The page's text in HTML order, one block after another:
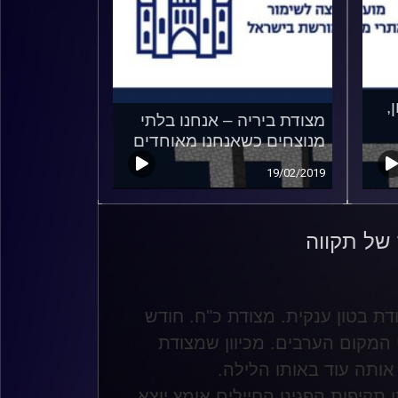
מצודת ביריה – אנחנו בלתי
מנוצחים כשאנחנו מאוחדים
19/02/2019
של תקווה
בטון ענקית. מצודת כ"ח. חודש
הערבים. מכיוון שמצודת
עוד באותו הלילה.